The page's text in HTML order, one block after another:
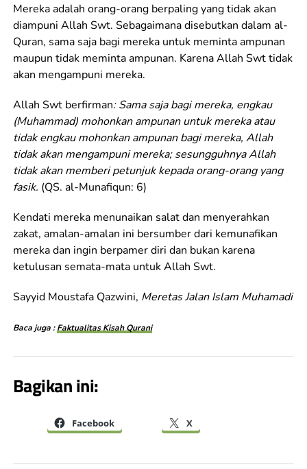
Mereka adalah orang-orang berpaling yang tidak akan
diampuni Allah Swt. Sebagaimana disebutkan dalam al-
Quran, sama saja bagi mereka untuk meminta ampunan
maupun tidak meminta ampunan. Karena Allah Swt tidak
akan mengampuni mereka.
Allah Swt berfirman: Sama saja bagi mereka, engkau
(Muhammad) mohonkan ampunan untuk mereka atau
tidak engkau mohonkan ampunan bagi mereka, Allah
tidak akan mengampuni mereka; sesungguhnya Allah
tidak akan memberi petunjuk kepada orang-orang yang
fasik. (QS. al-Munafiqun: 6)
Kendati mereka menunaikan salat dan menyerahkan
zakat, amalan-amalan ini bersumber dari kemunafikan
mereka dan ingin berpamer diri dan bukan karena
ketulusan semata-mata untuk Allah Swt.
Sayyid Moustafa Qazwini, Meretas Jalan Islam Muhamadi
Baca juga :Faktualitas Kisah Qurani
Bagikan ini:
Facebook X